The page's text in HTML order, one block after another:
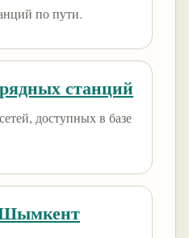
по пути.
станций
доступных в базе
Шымкент